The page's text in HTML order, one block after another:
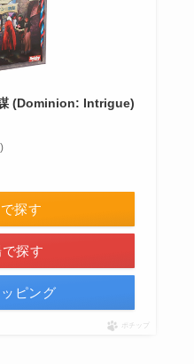
(Dominion: Intrigue)
探す
探す
ピング
ポチップ